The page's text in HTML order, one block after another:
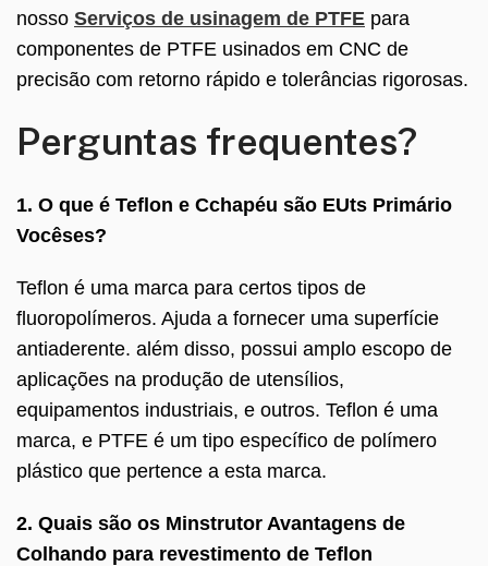
nosso Serviços de usinagem de PTFE para
componentes de PTFE usinados em CNC de
precisão com retorno rápido e tolerâncias rigorosas.
Perguntas frequentes?
1. O que é Teflon e Cchapéu são EUts Primário
Vocêses?
Teflon é uma marca para certos tipos de
fluoropolímeros. Ajuda a fornecer uma superfície
antiaderente. além disso, possui amplo escopo de
aplicações na produção de utensílios,
equipamentos industriais, e outros. Teflon é uma
marca, e PTFE é um tipo específico de polímero
plástico que pertence a esta marca.
2. Quais são os Minstrutor Avantagens de
Colhando para revestimento de Teflon